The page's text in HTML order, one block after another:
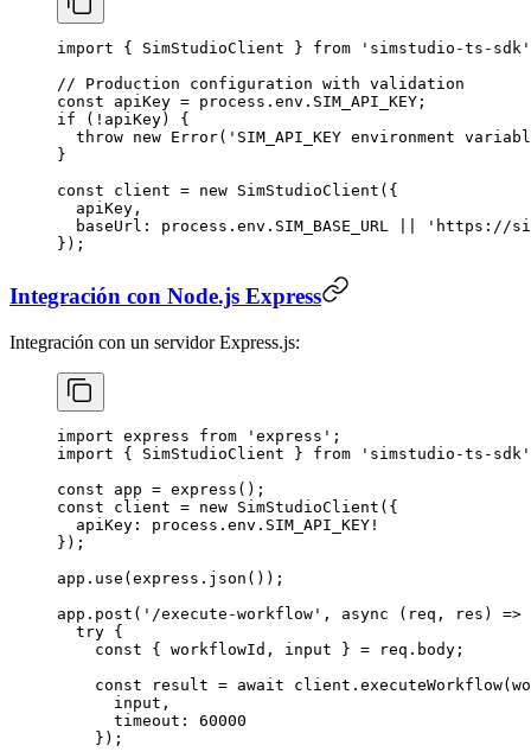
import { SimStudioClient } from 'simstudio-ts-sdk'
// Production configuration with validation
const apiKey = process.env. SIM_API_KEY ;
if ( ! apiKey) {
  throw
new Error( 'SIM_API_KEY environment
}
const client = new SimStudioClient ({
  apiKey,
  baseUrl: process.env.
SIM_BASE_URL
'https://
});
Integración con Node.js Express
Integración con un servidor Express.js:
import express from 'express' ;
import { SimStudioClient } from 'simstudio-ts-sdk'
const app = express ();
const client = new SimStudioClient ({
  apiKey: process.env.
SIM_API_KEY !
});
app. use (express. json ());
app. post ( '/execute-workflow' , async ( req , res ) =>
  try
{
    const
{ workflowId , input } = req.body;
    const
result = await client. executeWorkflow
      input,
      timeout:
60000
    });